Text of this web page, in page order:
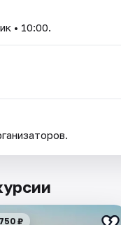
• 10:00.
₽